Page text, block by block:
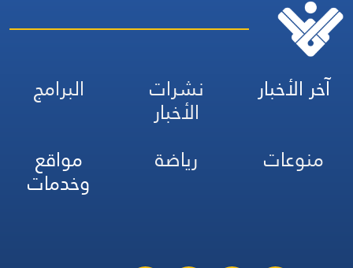
آخر الأخبار نشرات
الأخبار
البرامج
منوعات
رياضة مواقع
وخدمات